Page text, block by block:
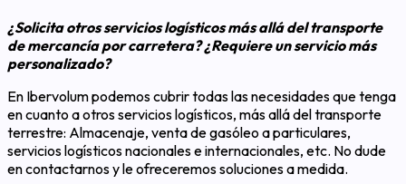
¿Solicita otros servicios logísticos más allá del transporte
de mercancía por carretera? ¿Requiere un servicio más
personalizado?
En Ibervolum podemos cubrir todas las necesidades que tenga
en cuanto a otros servicios logísticos, más allá del transporte
terrestre: Almacenaje, venta de gasóleo a particulares,
servicios logísticos nacionales e internacionales, etc. No dude
en contactarnos y le ofreceremos soluciones a medida.